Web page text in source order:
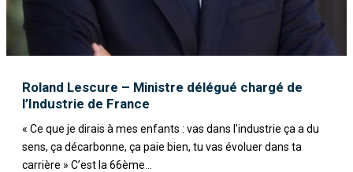
Roland Lescure – Ministre délégué chargé de
l’Industrie de France
« Ce que je dirais à mes enfants : vas dans l’industrie ça a du
sens, ça décarbonne, ça paie bien, tu vas évoluer dans ta
carrière » C’est la 66ème...